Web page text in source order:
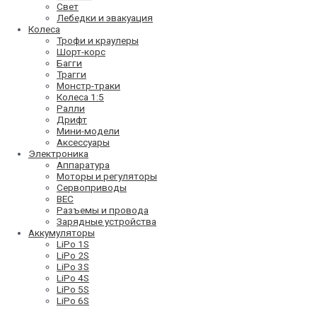
Свет
Лебедки и эвакуация
Колеса
Трофи и краулеры
Шорт-корс
Багги
Трагги
Монстр-траки
Колеса 1:5
Ралли
Дрифт
Мини-модели
Аксессуары
Электроника
Аппаратура
Моторы и регуляторы
Сервоприводы
BEC
Разъемы и провода
Зарядные устройства
Аккумуляторы
LiPo 1S
LiPo 2S
LiPo 3S
LiPo 4S
LiPo 5S
LiPo 6S